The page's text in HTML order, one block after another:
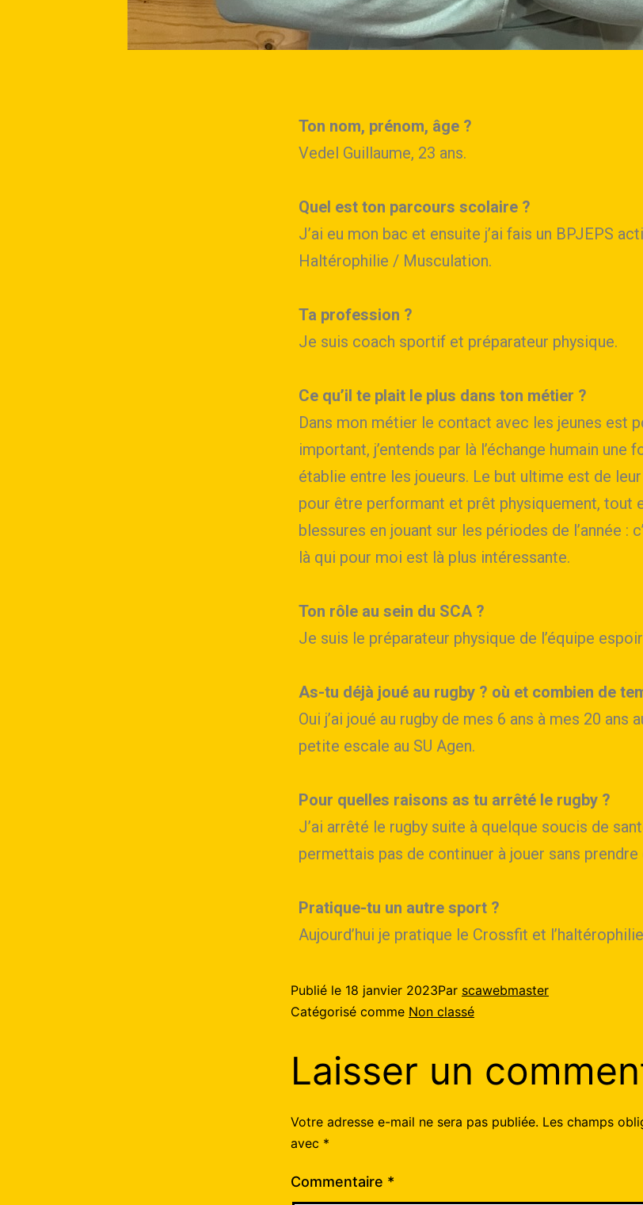
Ton nom, prénom, âge ?
Vedel Guillaume, 23 ans.
Quel est ton parcours scolaire ?
J’ai eu mon bac et ensuite j’ai fais un BPJEPS
Haltérophilie / Musculation.
Ta profession ?
Je suis coach sportif et préparateur physique.
Ce qu’il te plait le plus dans ton métier ?
Dans mon métier le contact avec les jeunes est
important, j’entends par là l’échange humain une
établie entre les joueurs. Le but ultime est de
pour être performant et prêt physiquement, tout
blessures en jouant sur les périodes de l’année :
là qui pour moi est là plus intéressante.
Ton rôle au sein du SCA ?
Je suis le préparateur physique de l’équipe
As-tu déjà joué au rugby ? où et combien de
Oui j’ai joué au rugby de mes 6 ans à mes 20 ans
petite escale au SU Agen.
Pour quelles raisons as tu arrêté le rugby ?
J’ai arrêté le rugby suite à quelque soucis de
permettais pas de continuer à jouer sans prendre
Pratique-tu un autre sport ?
Aujourd’hui je pratique le Crossfit et
Publié le 18 janvier 2023Par scawebmaster
Catégorisé comme Non classé
Laisser un
Votre adresse e-mail ne sera pas publiée. Les champs
avec *
Commentaire *